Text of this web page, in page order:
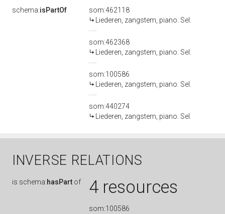
schema:isPartOf
som:462118
Liederen, zangstem, piano. Sel.
som:462368
Liederen, zangstem, piano. Sel.
som:100586
Liederen, zangstem, piano. Sel.
som:440274
Liederen, zangstem, piano. Sel.
INVERSE RELATIONS
is schema:hasPart of 4 resources
som:100586